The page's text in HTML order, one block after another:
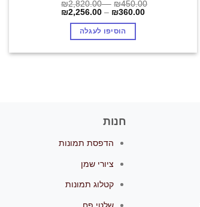
₪450.00
–
₪2,820.00
₪360.00
–
₪2,256.00
הוסיפו לעגלה
חנות
הדפסת תמונות
ציורי שמן
קטלוג תמונות